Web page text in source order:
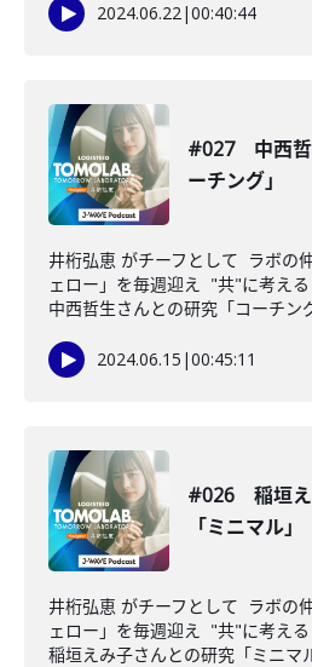
2024.06.22|00:40:44
#027 中西哲
ーチング」
井桁弘恵 がチーフとして ラボの
ェロー」を毎週迎え "共"に考え
中西哲生さんとの研究「コーチン
2024.06.15 |00:45:11
#026 稲垣え
「ミニマル」
井桁弘恵 がチーフとして ラボの
ェロー」を毎週迎え "共"に考え
稲垣えみ子さんとの研究「ミニマ